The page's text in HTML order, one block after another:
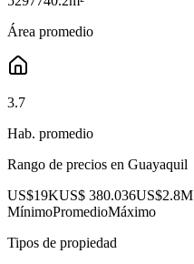
Área promedio
3.7
Hab. promedio
Rango de precios en Guayaquil
US$19KUS$ 380.036US$2.8M
MínimoPromedioMáximo
Tipos de propiedad